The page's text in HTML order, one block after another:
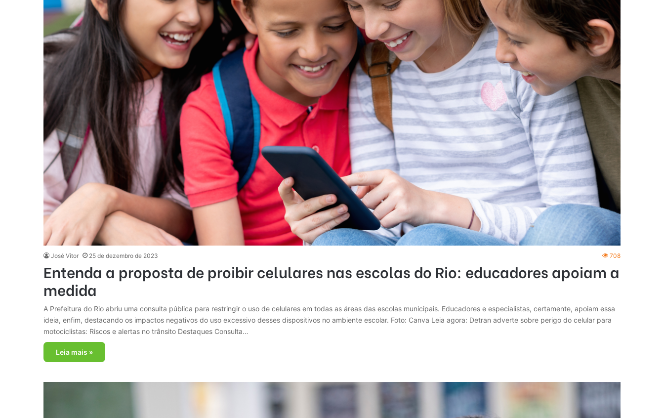
José Vitor 25 de dezembro de 2023 708
Entenda a proposta de proibir celulares nas escolas do Rio: educadores apoiam a
medida
A Prefeitura do Rio abriu uma consulta pública para restringir o uso de celulares em todas as áreas das escolas municipais. Educadores e especialistas, certamente, apoiam essa
ideia, enfim, destacando os impactos negativos do uso excessivo desses dispositivos no ambiente escolar. Foto: Canva Leia agora: Detran adverte sobre perigo do celular para
motociclistas: Riscos e alertas no trânsito Destaques Consulta…
Leia mais »